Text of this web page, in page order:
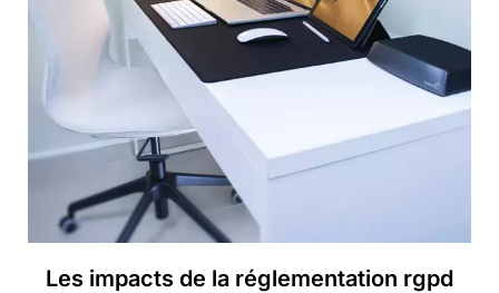
Les impacts de la réglementation rgpd